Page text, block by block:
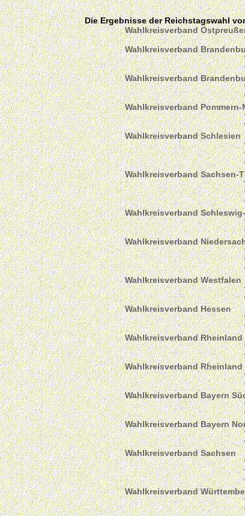
Die Ergebnisse der Reichstagswahl
Wahlkreisverband
Wahlkreisverband
Wahlkreisverband
Wahlkreisverband
Wahlkreisverband Schlesien
Wahlkreisverband Sachsen-
Wahlkreisverband
Wahlkreisverband
Wahlkreisverband Westfalen
Wahlkreisverband Hessen
Wahlkreisverband Rheinland
Wahlkreisverband Rheinland
Wahlkreisverband Bayern
Wahlkreisverband Bayern
Wahlkreisverband Sachsen
Wahlkreisverband